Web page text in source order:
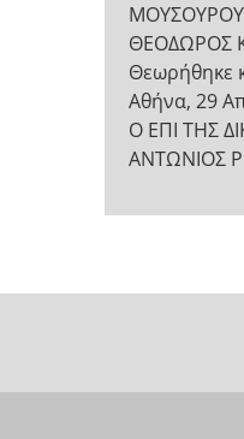
ΘΕΟΔΩΡΟΣ
Θεωρήθηκε
Αθήνα, 29
Ο ΕΠΙ ΤΗΣ
ΑΝΤΩΝΙΟΣ